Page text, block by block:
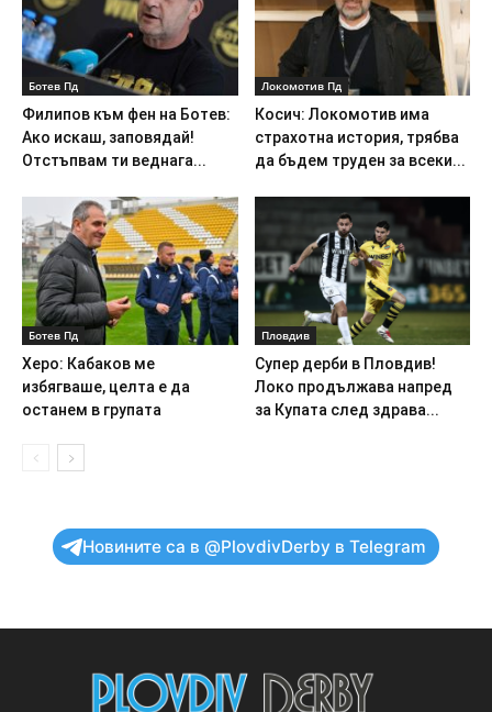
Ботев Пд
Филипов към фен на Ботев:
Ако искаш, заповядай!
Отстъпвам ти веднага...
Локомотив Пд
Косич: Локомотив има
страхотна история, трябва
да бъдем труден за всеки...
Ботев Пд
Херо: Кабаков ме
избягваше, целта е да
останем в групата
Пловдив
Супер дерби в Пловдив!
Локо продължава напред
за Купата след здрава...
Новините са в @PlovdivDerby в Telegram